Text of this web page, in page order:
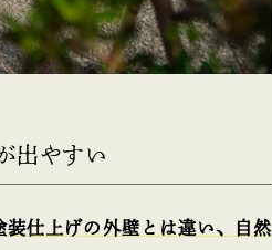
出やすい
装仕上げの外壁とは違い、自然